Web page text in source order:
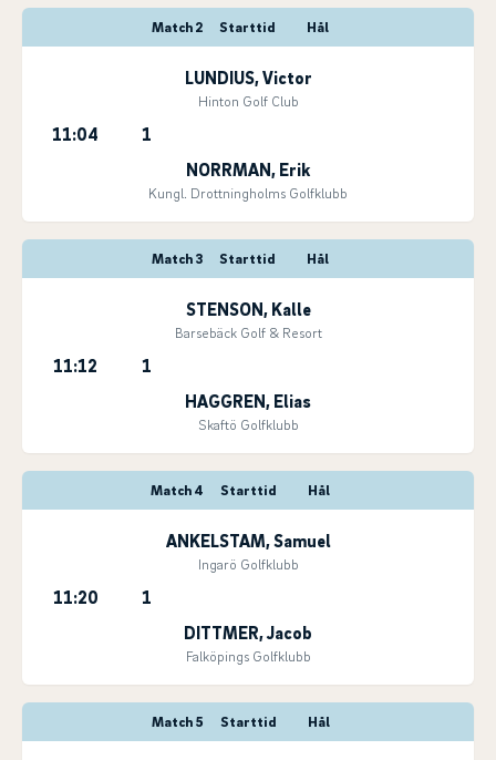
Match 2 Starttid Hål
LUNDIUS, Victor
Hinton Golf Club
11:04
1
NORRMAN, Erik
Kungl. Drottningholms Golfklubb
Match 3 Starttid Hål
STENSON, Kalle
Barsebäck Golf & Resort
11:12
1
HAGGREN, Elias
Skaftö Golfklubb
Match 4 Starttid Hål
ANKELSTAM, Samuel
Ingarö Golfklubb
11:20
1
DITTMER, Jacob
Falköpings Golfklubb
Match 5 Starttid Hål